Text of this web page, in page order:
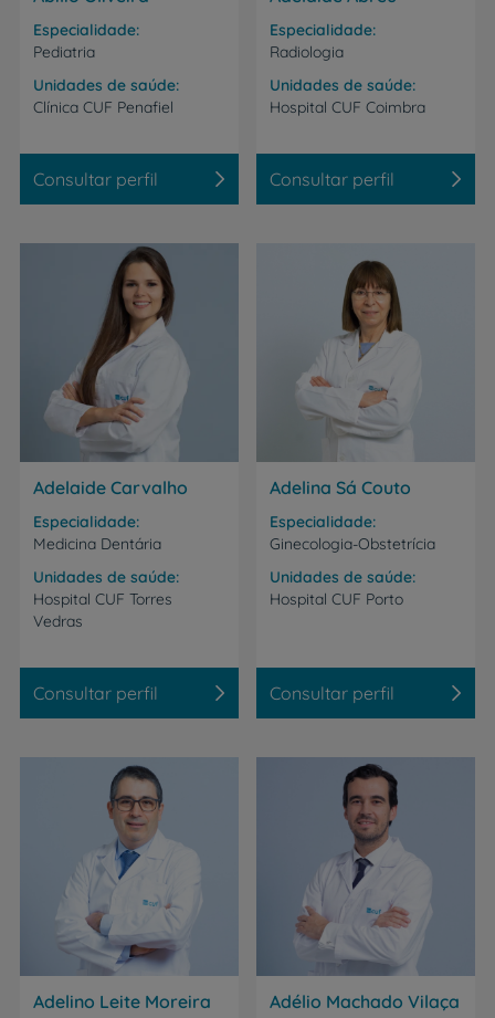
Especialidade
Pediatria
Unidades de saúde
Clínica CUF Penafiel
Consultar perfil
Especialidade
Radiologia
Unidades de saúde
Hospital CUF Coimbra
Consultar perfil
Adelaide Carvalho
Especialidade
Medicina Dentária
Unidades de saúde
Hospital CUF Torres
Vedras
Consultar perfil
Adelina Sá Couto
Especialidade
Ginecologia-Obstetrícia
Unidades de saúde
Hospital CUF Porto
Consultar perfil
Adelino Leite Moreira Adélio Machado Vilaça